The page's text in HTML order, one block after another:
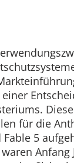
für die
5
Anfang